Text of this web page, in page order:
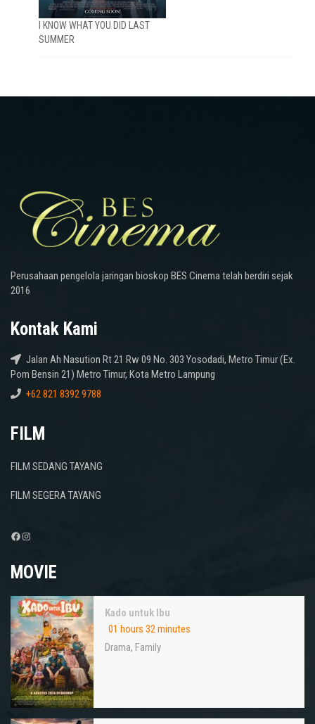
I KNOW WHAT YOU DID LAST
SUMMER
Perusahaan pengelola jaringan bioskop BES Cinema telah berdiri sejak
2016
Kontak Kami
Jalan Ah Nasution Rt 21 Rw 09 No. 303 Yosodadi, Metro Timur (Ex.
Pom Bensin 21) Metro Timur, Kota Metro Lampung
+62 821 8392 9788
FILM
FILM SEDANG TAYANG
FILM SEGERA TAYANG
Facebook
Instagram
MOVIE
Kado untuk Ibu
01 hours 32 minutes
Drama, Family